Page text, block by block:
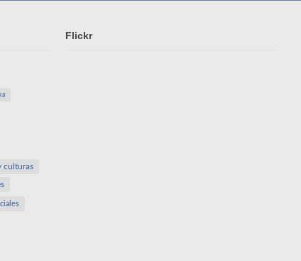
culturas
Flickr